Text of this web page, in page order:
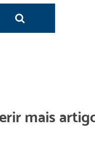
mais